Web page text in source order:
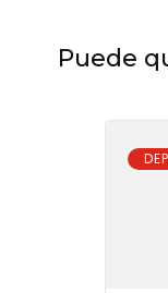
Puede